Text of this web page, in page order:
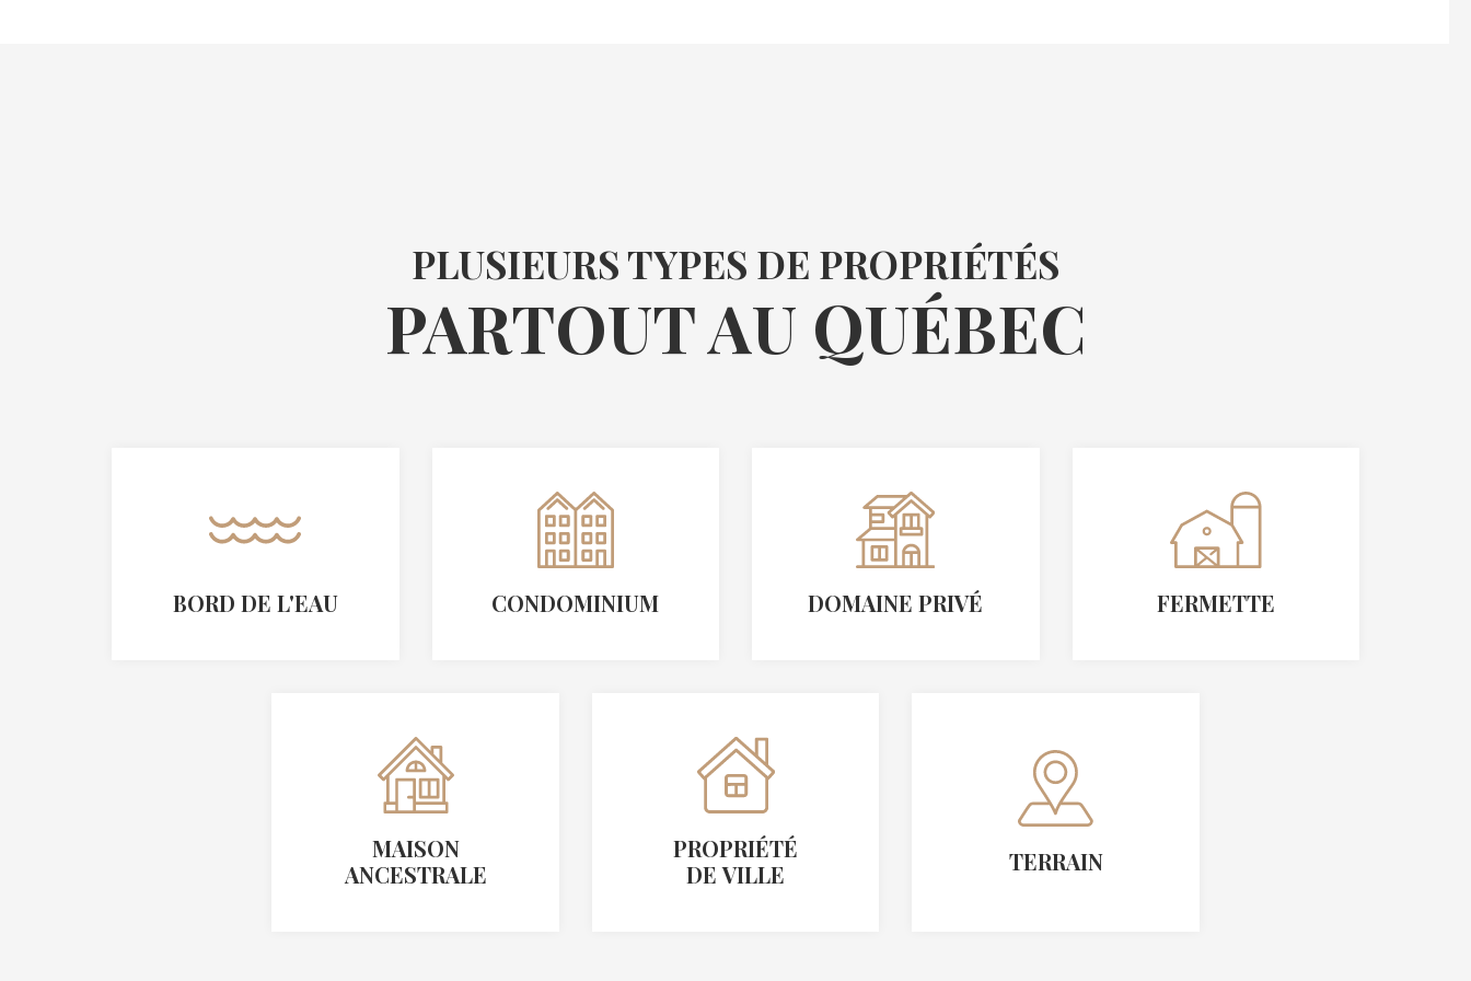
PLUSIEURS TYPES DE PROPRIÉTÉS
PARTOUT AU QUÉBEC
BORD DE L'EAU CONDOMINIUM DOMAINE PRIVÉ FERMETTE
MAISON
ANCESTRALE
PROPRIÉTÉ
DE VILLE
TERRAIN